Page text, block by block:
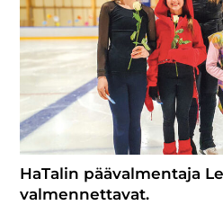
HaTalin päävalmentaja
valmennettavat.